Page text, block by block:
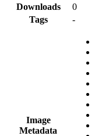
Downloads
0
Tags
-
Image
Metadata